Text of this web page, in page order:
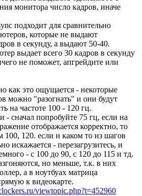
монитора число кадров, иначе
подходит для сравнительно
которые не выдают
в секунду, а выдают 50-40.
выдает всего 30 кадров в секунду
не поможет, апгрейдите или
как это ощущается - некоторые
можно "разогнать" и они будут
на частоте 100 - 120 гц.
- сначал попробуйте 75 гц, если на
отображается корректно, то
100, 120. если н каком то из шагов
искажается - перезагрузитесь, и
- с 100 до 90, с 120 до 115 и тд.
но меньше, т.к. в них
а в ноутбуах матрица
к видеокарте.
viewtopic.php?t=452960